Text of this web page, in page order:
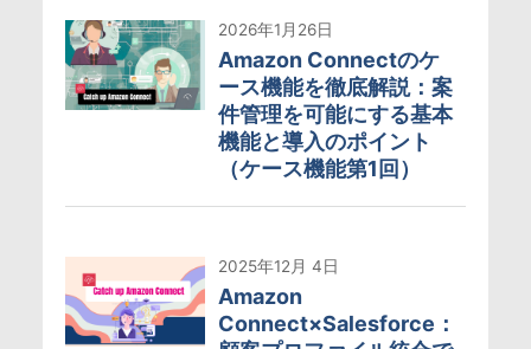
2026年1月26日
Amazon Connectのケ
ース機能を徹底解説：案
件管理を可能にする基本
機能と導入のポイント
（ケース機能第1回）
2025年12月 4日
Amazon
Connect×Salesforce：